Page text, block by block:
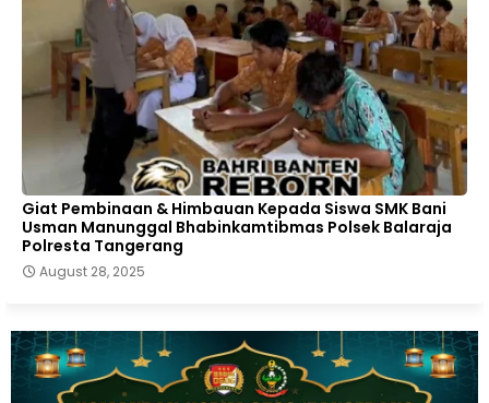
Giat Pembinaan & Himbauan Kepada Siswa SMK Bani
Usman Manunggal Bhabinkamtibmas Polsek Balaraja
Polresta Tangerang
August 28, 2025